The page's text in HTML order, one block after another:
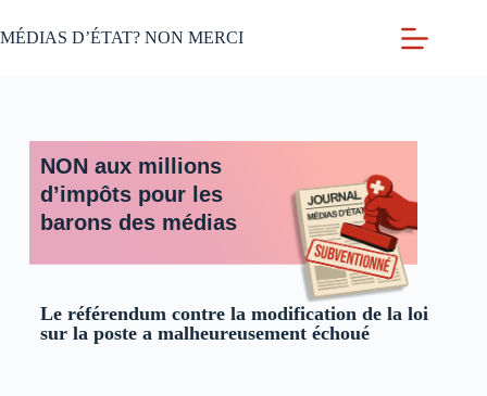
MÉDIAS D’ÉTAT? NON MERCI
NON aux millions
d’impôts pour les
barons des médias
Le référendum contre la modification de la loi
sur la poste a malheureusement échoué